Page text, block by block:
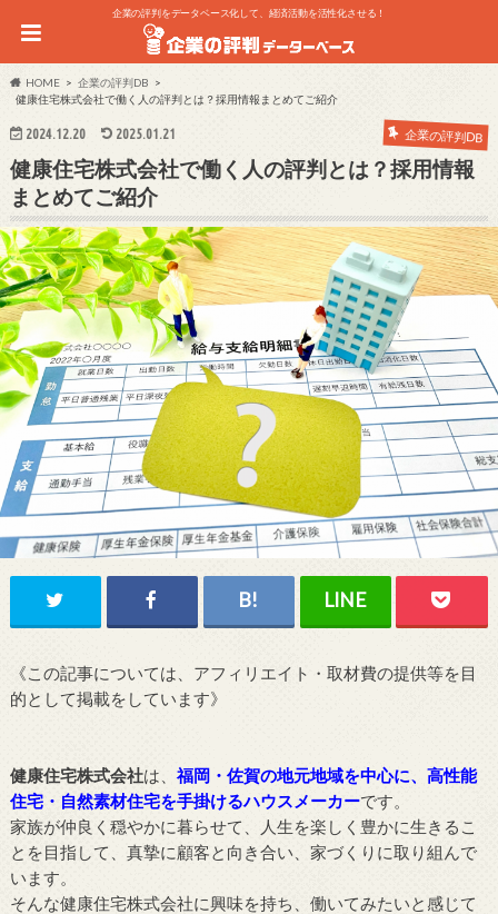
企業の評判をデータベース化して、経済活動を活性化させる！
HOME
企業の評判DB
健康住宅株式会社で働く人の評判とは？採用情報まとめてご紹介
2024.12.20 2025.01.21 企業の評判DB
健康住宅株式会社で働く人の評判とは？採用情報
まとめてご紹介
《この記事については、アフィリエイト・取材費の提供等を目
的として掲載をしています》
健康住宅株式会社は、 福岡・佐賀の地元地域を中心に、高性能
住宅・自然素材住宅を手掛けるハウスメーカーです。
家族が仲良く穏やかに暮らせて、人生を楽しく豊かに生きるこ
とを目指して、真摯に顧客と向き合い、家づくりに取り組んで
います。
そんな健康住宅株式会社に興味を持ち、働いてみたいと感じて